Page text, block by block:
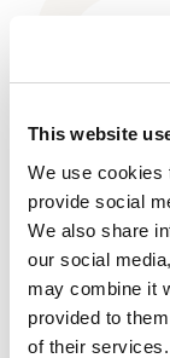
This website
We use cookies
provide social
We also share
our social
may combine it
provided to
of their services.